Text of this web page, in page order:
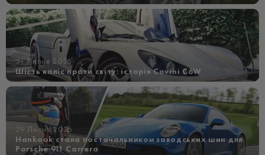
31 Липня 2026
Шість коліс проти світу: історія Covini C6W
29 Липня 2026
Hankook стала постачальником заводських шин для
Porsche 911 Carrera